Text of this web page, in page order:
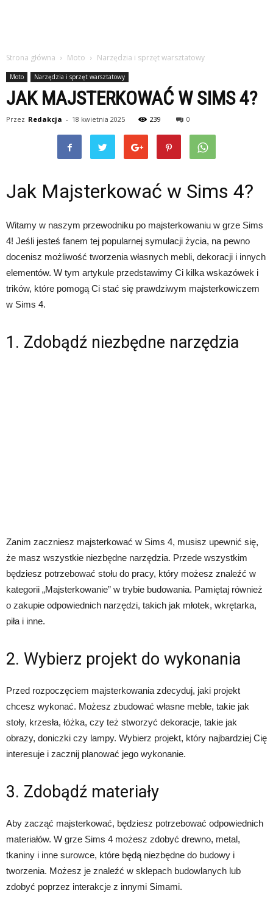
Strona główna Moto Narzędzia i sprzęt warsztatowy
Moto Narzędzia i sprzęt warsztatowy
JAK MAJSTERKOWAĆ W SIMS 4?
Przez Redakcja - 18 kwietnia 2025 239 0
Jak Majsterkować w Sims 4?
Witamy w naszym przewodniku po majsterkowaniu w grze Sims
4! Jeśli jesteś fanem tej popularnej symulacji życia, na pewno
docenisz możliwość tworzenia własnych mebli, dekoracji i innych
elementów. W tym artykule przedstawimy Ci kilka wskazówek i
trików, które pomogą Ci stać się prawdziwym majsterkowiczem
w Sims 4.
1. Zdobądź niezbędne narzędzia
Zanim zaczniesz majsterkować w Sims 4, musisz upewnić się,
że masz wszystkie niezbędne narzędzia. Przede wszystkim
będziesz potrzebować stołu do pracy, który możesz znaleźć w
kategorii „Majsterkowanie” w trybie budowania. Pamiętaj również
o zakupie odpowiednich narzędzi, takich jak młotek, wkrętarka,
piła i inne.
2. Wybierz projekt do wykonania
Przed rozpoczęciem majsterkowania zdecyduj, jaki projekt
chcesz wykonać. Możesz zbudować własne meble, takie jak
stoły, krzesła, łóżka, czy też stworzyć dekoracje, takie jak
obrazy, doniczki czy lampy. Wybierz projekt, który najbardziej Cię
interesuje i zacznij planować jego wykonanie.
3. Zdobądź materiały
Aby zacząć majsterkować, będziesz potrzebować odpowiednich
materiałów. W grze Sims 4 możesz zdobyć drewno, metal,
tkaniny i inne surowce, które będą niezbędne do budowy i
tworzenia. Możesz je znaleźć w sklepach budowlanych lub
zdobyć poprzez interakcje z innymi Simami.